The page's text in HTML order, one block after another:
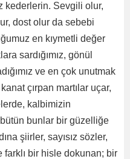
kederlerin. Sevgili olur,
dost olur da sebebi
en kıymetli değer
sardığımız, gönül
ve en çok unutmak
çırpan martılar uçar,
kalbimizin
bunlar bir güzelliğe
şiirler, sayısız sözler,
farklı bir hisle dokunan; bir